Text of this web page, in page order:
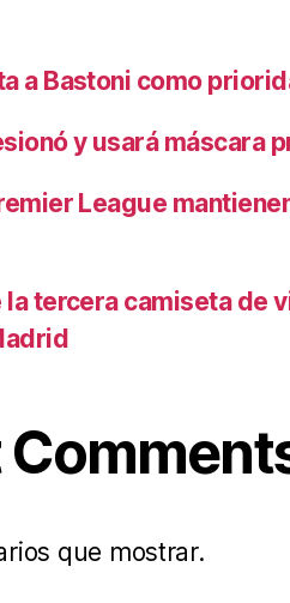
a Bastoni como
y usará máscara
League
la tercera camiseta de
que mostrar.